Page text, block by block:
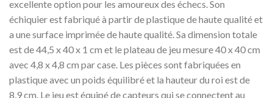
excellente option pour les amoureux des échecs. Son
échiquier est fabriqué à partir de plastique de haute qualité et
a une surface imprimée de haute qualité. Sa dimension totale
est de 44,5 x 40 x 1 cm et le plateau de jeu mesure 40 x 40 cm
avec 4,8 x 4,8 cm par case. Les pièces sont fabriquées en
plastique avec un poids équilibré et la hauteur du roi est de
8,9 cm. Le jeu est équipé de capteurs qui se connectent au